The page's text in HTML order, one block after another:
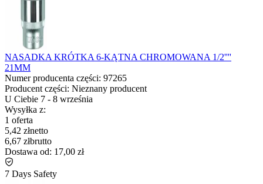
NASADKA KRÓTKA 6-KĄTNA CHROMOWANA 1/2''''
21MM
Numer producenta części: 97265
Producent części: Nieznany producent
U Ciebie 7 - 8 września
Wysyłka z:
1 oferta
5,42 złnetto
6,67 złbrutto
Dostawa od: 17,00 zł
7 Days Safety